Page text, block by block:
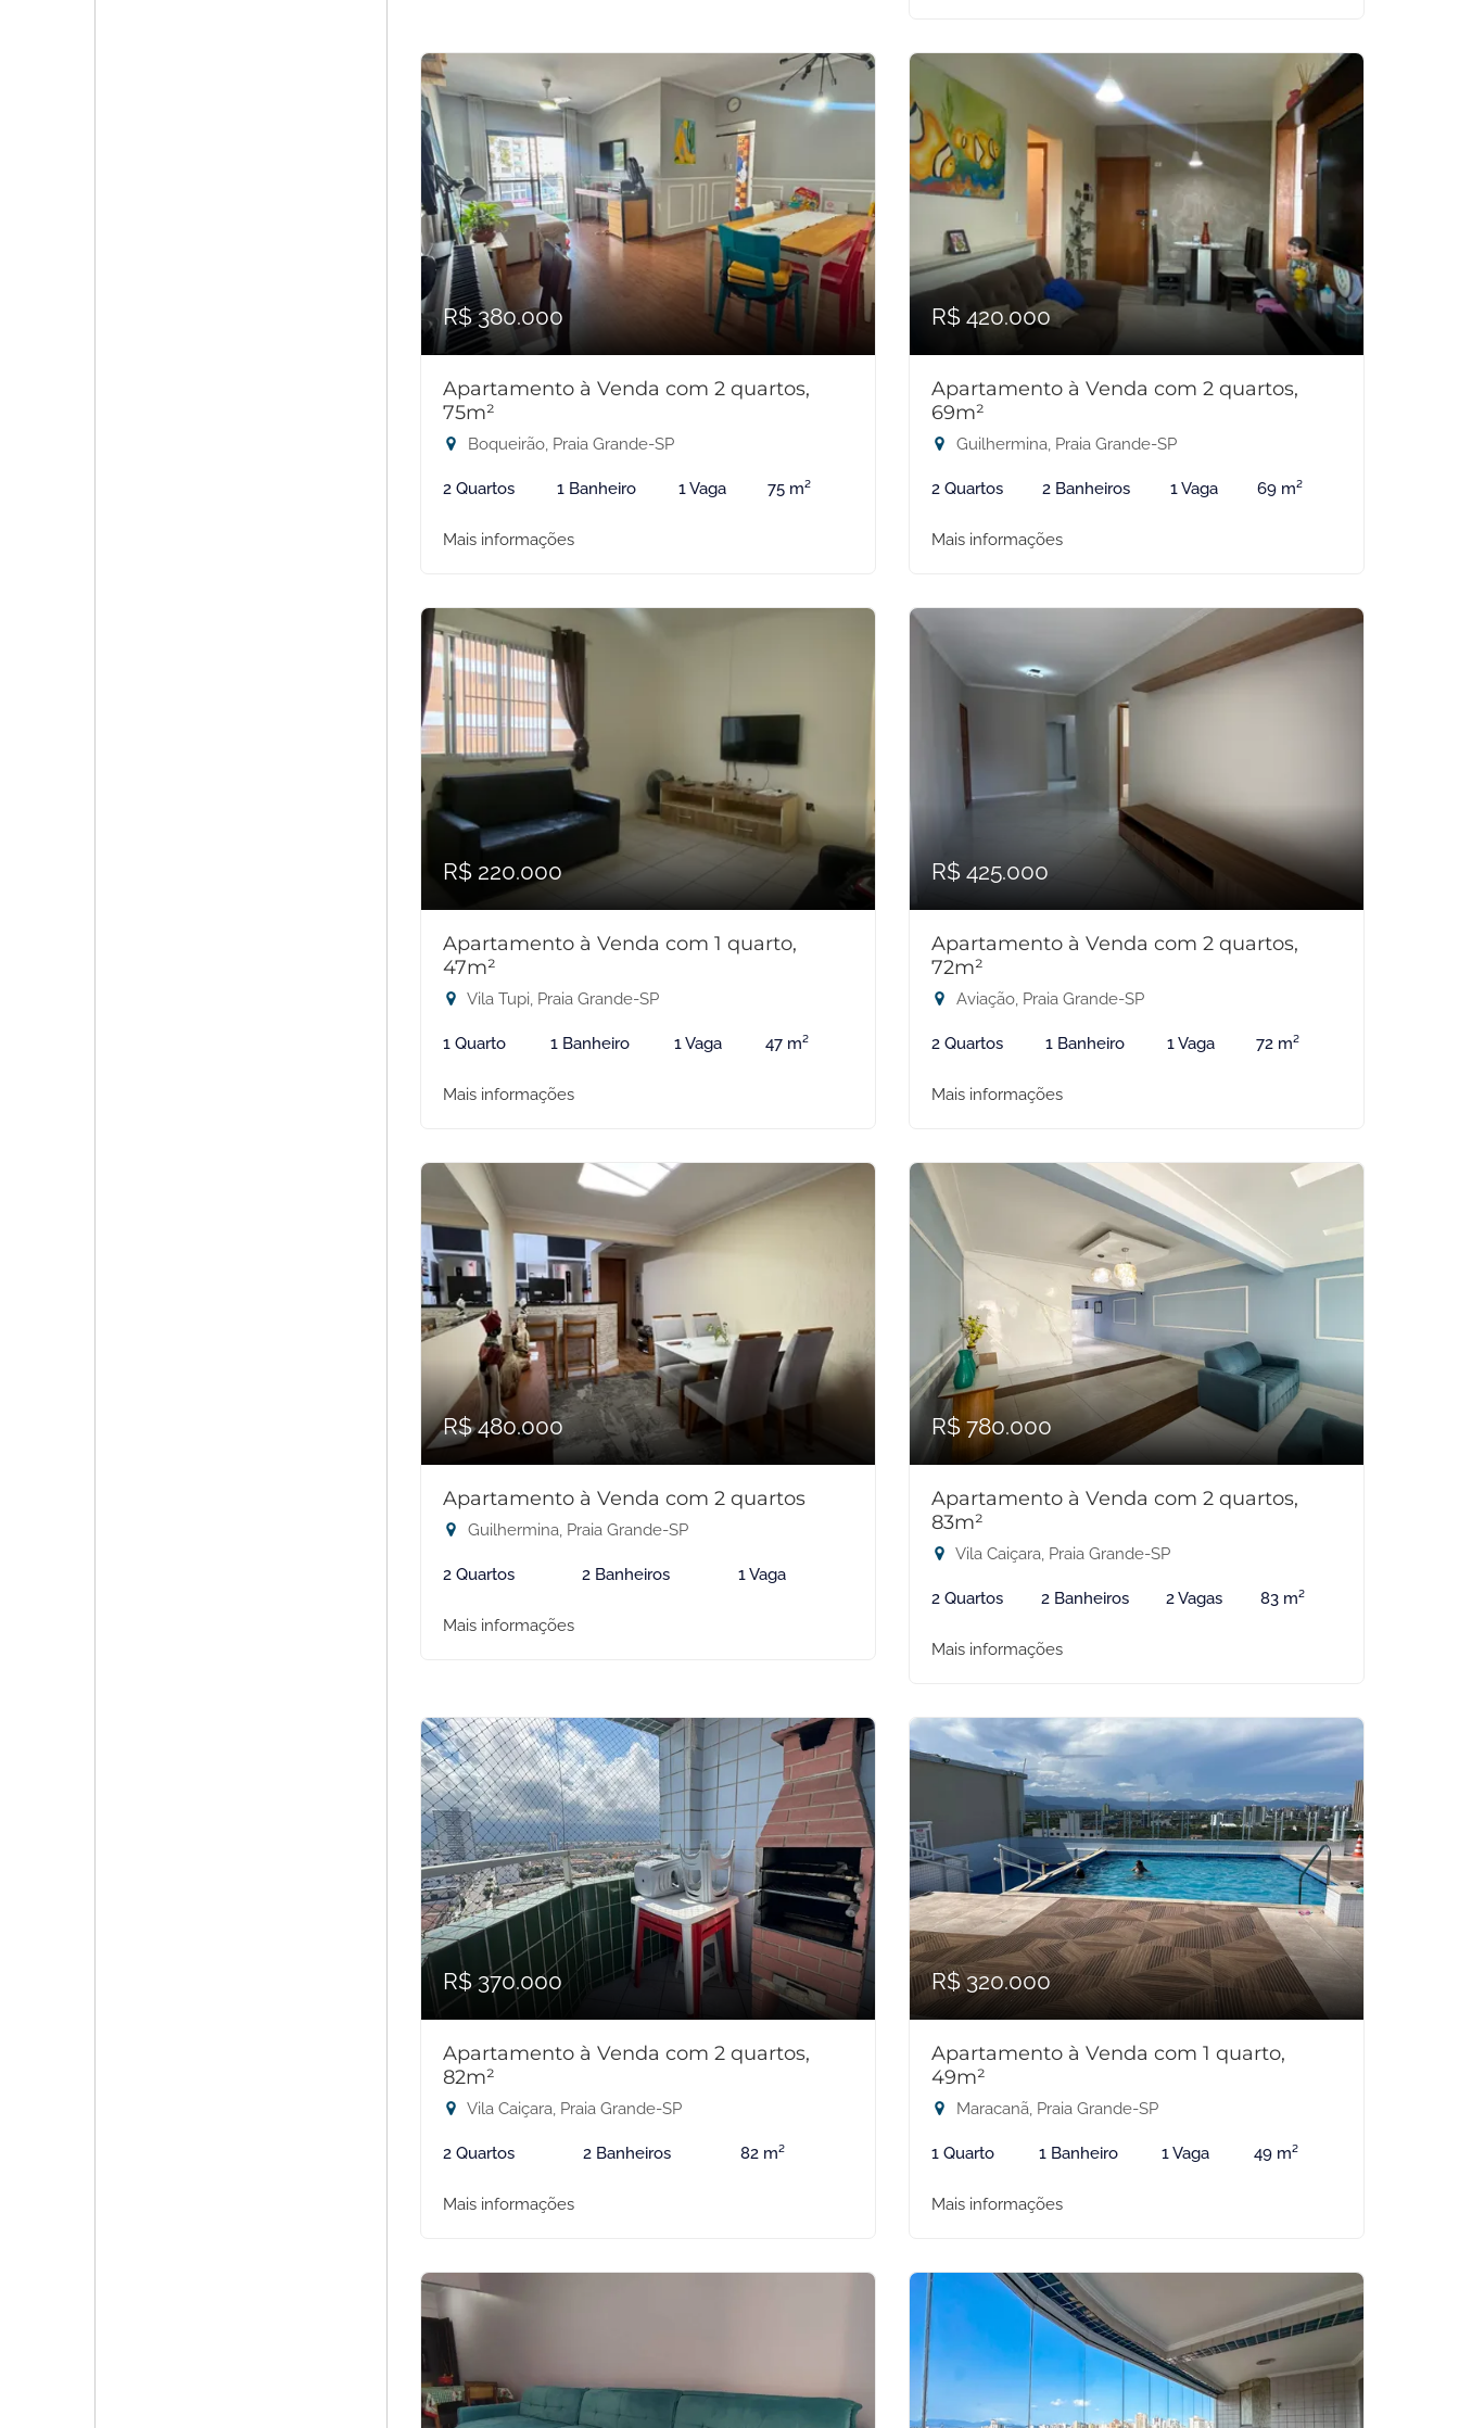
R$ 380.000
Apartamento à Venda com 2 quartos,
75m²
Boqueirão, Praia Grande-SP
2 Quartos 1 Banheiro 1 Vaga 75 m²
Mais informações
R$ 420.000
Apartamento à Venda com 2 quartos,
69m²
Guilhermina, Praia Grande-SP
2 Quartos 2 Banheiros 1 Vaga 69 m²
Mais informações
R$ 220.000
Apartamento à Venda com 1 quarto,
47m²
Vila Tupi, Praia Grande-SP
1 Quarto 1 Banheiro 1 Vaga 47 m²
Mais informações
R$ 425.000
Apartamento à Venda com 2 quartos,
72m²
Aviação, Praia Grande-SP
2 Quartos 1 Banheiro 1 Vaga 72 m²
Mais informações
R$ 480.000
Apartamento à Venda com 2 quartos
Guilhermina, Praia Grande-SP
2 Quartos 2 Banheiros 1 Vaga
Mais informações
R$ 780.000
Apartamento à Venda com 2 quartos,
83m²
Vila Caiçara, Praia Grande-SP
2 Quartos 2 Banheiros 2 Vagas 83 m²
Mais informações
R$ 370.000
Apartamento à Venda com 2 quartos,
82m²
Vila Caiçara, Praia Grande-SP
2 Quartos 2 Banheiros 82 m²
Mais informações
R$ 320.000
Apartamento à Venda com 1 quarto,
49m²
Maracanã, Praia Grande-SP
1 Quarto 1 Banheiro 1 Vaga 49 m²
Mais informações